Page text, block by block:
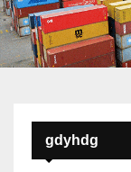
gdyhdg